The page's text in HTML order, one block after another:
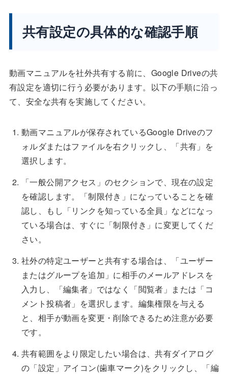
共有設定の具体的な確認手順
動画マニュアルを社外共有する前に、Google Driveの共
有設定を適切に行う必要があります。以下の手順に沿っ
て、安全な共有を実施してください。
動画マニュアルが保存されているGoogle Driveのフ
ォルダまたはファイルを右クリックし、「共有」を
選択します。
「一般公開アクセス」のセクションで、現在の設定
を確認します。「制限付き」になっていることを確
認し、もし「リンクを知っている全員」などになっ
ている場合は、すぐに「制限付き」に変更してくだ
さい。
社外の特定ユーザーと共有する場合は、「ユーザー
またはグループを追加」に相手のメールアドレスを
入力し、「編集者」ではなく「閲覧者」または「コ
メント投稿者」を選択します。編集権限を与える
と、相手が動画を変更・削除できるため注意が必要
です。
共有範囲をより限定したい場合は、共有ダイアログ
の「設定」アイコン(歯車マーク)をクリックし、「編